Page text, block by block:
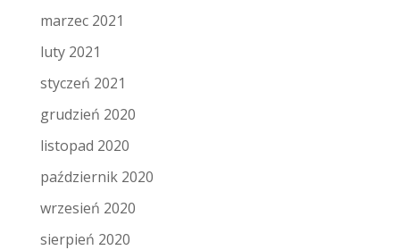
marzec 2021
luty 2021
styczeń 2021
grudzień 2020
listopad 2020
październik 2020
wrzesień 2020
sierpień 2020